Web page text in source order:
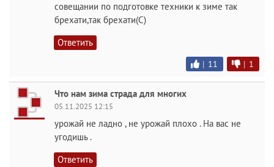
совещании по подготовке техники к зиме так
брехати,так брехати(С)
Ответить
| 11 | 1
Что нам зима страда для многих
05.11.2025 12:15
урожай не ладно , не урожай плохо . На вас не
угодишь .
Ответить